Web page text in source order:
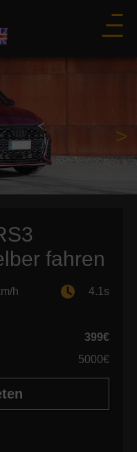
>
fahren
h 4.1s
399€
5000€